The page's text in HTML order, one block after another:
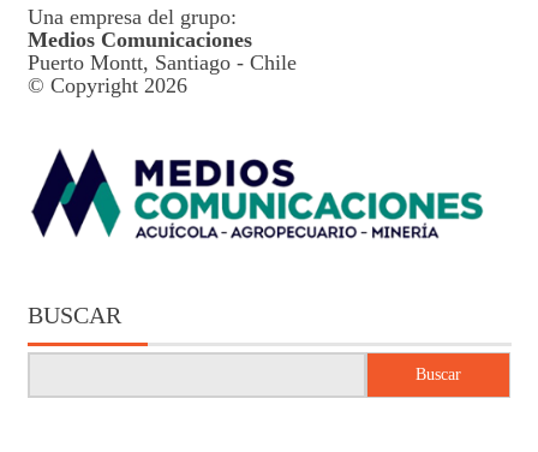
Una empresa del grupo:
Medios Comunicaciones
Puerto Montt, Santiago - Chile
© Copyright 2026
BUSCAR
Buscar